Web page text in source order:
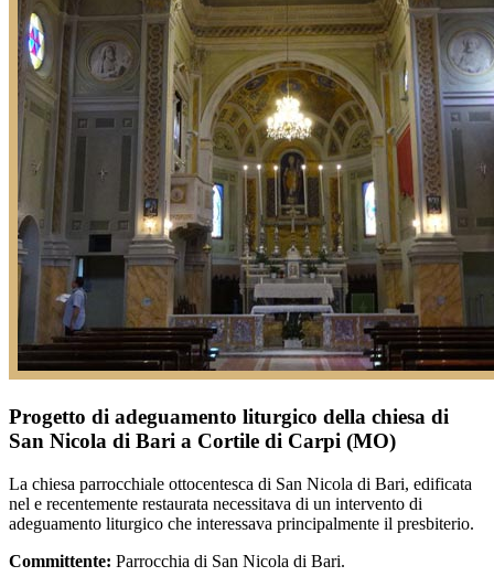
Progetto di adeguamento liturgico della chiesa di
San Nicola di Bari a Cortile di Carpi (MO)
La chiesa parrocchiale ottocentesca di San Nicola di Bari, edificata
nel e recentemente restaurata necessitava di un intervento di
adeguamento liturgico che interessava principalmente il presbiterio.
Committente: Parrocchia di San Nicola di Bari.